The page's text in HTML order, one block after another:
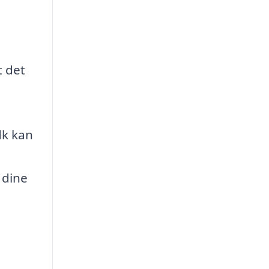
det
kan